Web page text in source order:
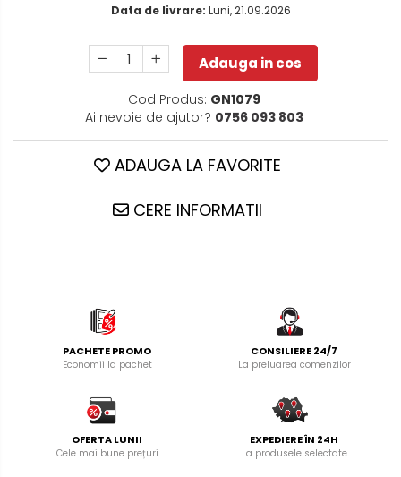
Data de livrare: Luni, 21.09.2026
Adauga in cos
Cod Produs: GN1079
Ai nevoie de ajutor? 0756 093 803
ADAUGA LA FAVORITE
CERE INFORMATII
PACHETE PROMO
Economii la pachet
CONSILIERE 24/7
La preluarea comenzilor
OFERTA LUNII
Cele mai bune prețuri
EXPEDIERE ÎN 24H
La produsele selectate